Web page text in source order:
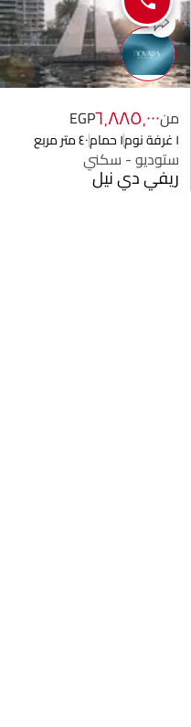
من٦٬٨٨٥٬٠٠٠EGP
١ غرفة نوم ١ حمام ٤٠ متر مربع
ستوديو - سكني
ريفي دي نيل